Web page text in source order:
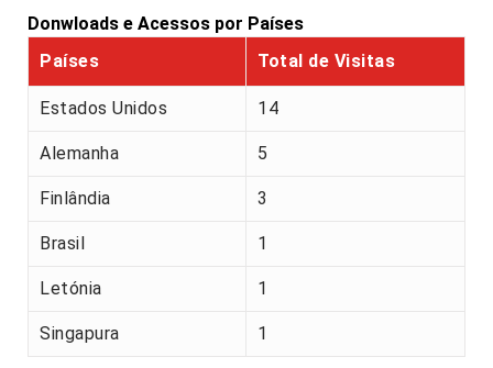
Donwloads e Acessos por Países
Países
Total de Visitas
Estados Unidos 14
Alemanha 5
Finlândia 3
Brasil 1
Letónia 1
Singapura 1